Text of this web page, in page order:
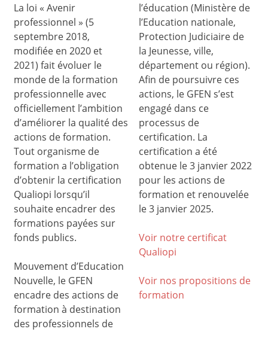
La loi « Avenir
professionnel » (5
septembre 2018,
modifiée en 2020 et
2021) fait évoluer le
monde de la formation
professionnelle avec
officiellement l’ambition
d’améliorer la qualité des
actions de formation.
Tout organisme de
formation a l’obligation
d’obtenir la certification
Qualiopi lorsqu’il
souhaite encadrer des
formations payées sur
fonds publics.
Mouvement d’Education
Nouvelle, le GFEN
encadre des actions de
formation à destination
des professionnels de
l’éducation (Ministère de
l’Education nationale,
Protection Judiciaire de
la Jeunesse, ville,
département ou région).
Afin de poursuivre ces
actions, le GFEN s’est
engagé dans ce
processus de
certification. La
certification a été
obtenue le 3 janvier 2022
pour les actions de
formation et renouvelée
le 3 janvier 2025.
Voir notre certificat
Qualiopi
Voir nos propositions de
formation